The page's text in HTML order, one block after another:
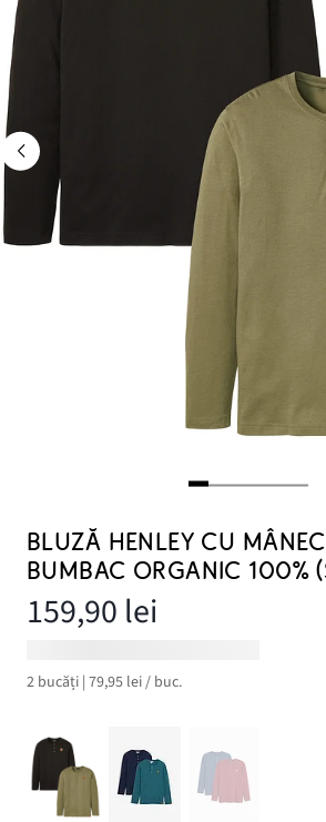
BLUZĂ HENLEY CU
BUMBAC ORGANIC 100%
159,90 lei
2 bucăți | 79,95 lei / buc.